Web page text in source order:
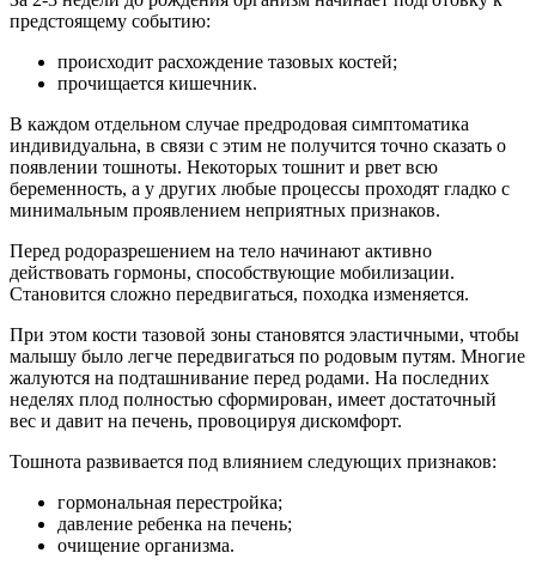
предстоящему событию:
происходит расхождение тазовых костей;
прочищается кишечник.
В каждом отдельном случае предродовая симптоматика
индивидуальна, в связи с этим не получится точно сказать о
появлении тошноты. Некоторых тошнит и рвет всю
беременность, а у других любые процессы проходят гладко с
минимальным проявлением неприятных признаков.
Перед родоразрешением на тело начинают активно
действовать гормоны, способствующие мобилизации.
Становится сложно передвигаться, походка изменяется.
При этом кости тазовой зоны становятся эластичными, чтобы
малышу было легче передвигаться по родовым путям. Многие
жалуются на подташнивание перед родами. На последних
неделях плод полностью сформирован, имеет достаточный
вес и давит на печень, провоцируя дискомфорт.
Тошнота развивается под влиянием следующих признаков:
гормональная перестройка;
давление ребенка на печень;
очищение организма.